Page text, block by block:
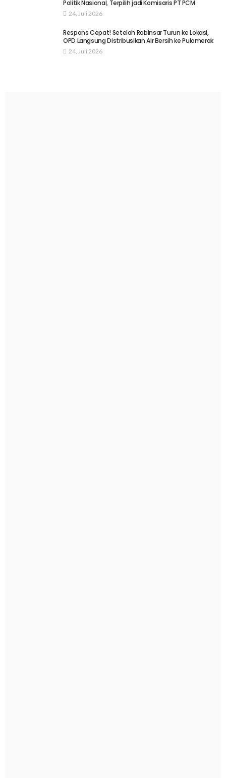
Politik Nasional, Terpilih jadi Komisaris PT PCM
24, Juli 2026
Respons Cepat! Setelah Robinsar Turun ke Lokasi,
OPD Langsung Distribusikan Air Bersih ke Pulomerak
24, Juli 2026